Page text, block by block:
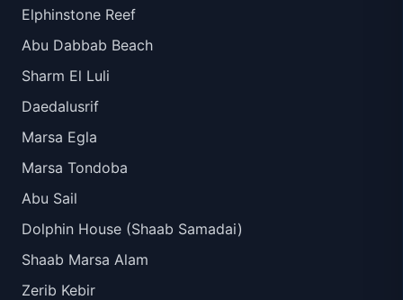
Elphinstone Reef
Abu Dabbab Beach
Sharm El Luli
Daedalusrif
Marsa Egla
Marsa Tondoba
Abu Sail
Dolphin House (Shaab Samadai)
Shaab Marsa Alam
Zerib Kebir